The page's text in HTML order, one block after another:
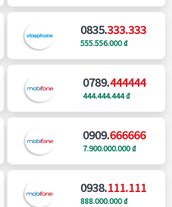
0835.333.333
555.556.000 ₫
0789.444444
444.444.444 ₫
0909.666666
7.900.000.000 ₫
0938.111.111
888.000.000 ₫